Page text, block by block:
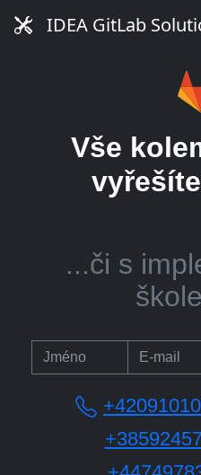
IDEA GitLab
Vše
GitLab
...nebo
správou
...či s